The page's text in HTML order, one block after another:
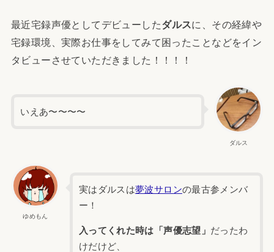
最近宅録声優としてデビューしたダルスに、その経緯や
宅録環境、実際お仕事をしてみて困ったことなどをイン
タビューさせていただきました！！！！
ダルス
いえあ〜〜〜〜
ゆめもん
実はダルスは夢波サロンの最古参メンバ
ー！
入ってくれた時は「声優志望」 だったわ
けだけど、